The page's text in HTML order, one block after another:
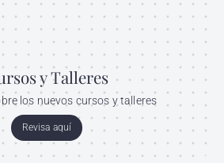
y Talleres
los nuevos cursos y talleres
Revisa aquí